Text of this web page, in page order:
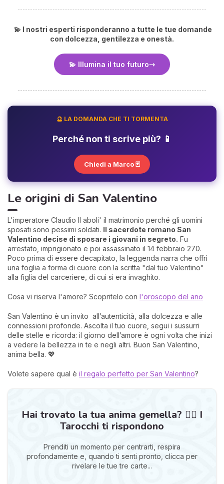
💫 I nostri esperti risponderanno a tutte le tue domande
con dolcezza, gentilezza e onestà.
💫 Illumina il tuo futuro
🔮 LA DOMANDA CHE TI TORMENTA
Perché non ti scrive più? 📱
Chiedi a Marco 🃏
Le origini di San Valentino
L'imperatore Claudio II aboli' il matrimonio perché gli uomini
sposati sono pessimi soldati. Il sacerdote romano San
Valentino decise di sposare i giovani in segreto. Fu
arrestato, imprigionato e poi assassinato il 14 febbraio 270.
Poco prima di essere decapitato, la leggenda narra che offrì
una foglia a forma di cuore con la scritta "dal tuo Valentino"
alla figlia del carceriere, di cui si era invaghito.
Cosa vi riserva l'amore? Scopritelo con l'oroscopo del ano
San Valentino è un invito all’autenticità, alla dolcezza e alle
connessioni profonde. Ascolta il tuo cuore, segui i sussurri
delle stelle e ricorda: il giorno dell’amore è ogni volta che inizi
a vedere la bellezza in te e negli altri. Buon San Valentino,
anima bella. 💖
Volete sapere qual è il regalo perfetto per San Valentino?
Hai trovato la tua anima gemella? ❤️‍🔥 I
Tarocchi ti rispondono
Prenditi un momento per centrarti, respira
profondamente e, quando ti senti pronto, clicca per
rivelare le tue tre carte...